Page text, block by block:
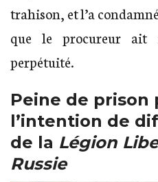
trahison, et l’a
que le procureur ait
perpétuité.
Peine de prison
l’intention de
de la Légion
Russie